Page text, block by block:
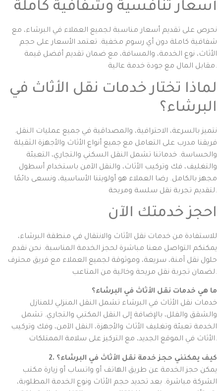
أسعار تنافسية وشفافية كاملة
نحرص على تقديم أسعار مناسبة لجميع العملاء في البرشاء، مع
شفافية كاملة دون أي رسوم مخفية. تعتمد الأسعار على حجم
الأثاث، نوع الخدمة، والمسافة، مع ضمان تقديم أفضل قيمة
مقابل المال مع جودة خدمة عالية.
لماذا تختار خدمات نقل الأثاث في
البرشاء؟
نتميز بالسرعة، الاحترافية، والمصداقية في جميع عمليات النقل.
فريقنا مدرب على التعامل مع جميع أنواع الأثاث والأجهزة الثقيلة
والحساسة. خدماتنا تشمل النقل السكني والتجاري، التعبئة
والتغليف، فك وتركيب الأثاث، والنقل الآمن باستخدام أسطول
مجهز بالكامل. رضا العملاء هو أولويتنا الأساسية، ونسعى دائمًا
لتقديم تجربة نقل سلسة ومريحة.
احجز خدمتك الآن
للاستفادة من خدمات نقل الأثاث والانتقال في منطقة البرشاء،
يمكنكم التواصل معنا مباشرة لحجز الخدمة المناسبة. نحن نقدم
حلول نقل آمنة، سريعة، وموثوقة لجميع العملاء مع فريق محترف
لضمان تجربة نقل مريحة وخالية من المتاعب.
ما هي خدمات نقل الأثاث في البرشاء؟
خدمات نقل الأثاث في البرشاء تشمل النقل المنزلي للمنازل
والشقق والفلل، بالإضافة إلى النقل المكتبي والتجاري. تشمل
الخدمة تعبئة وتغليف الأثاث والأجهزة، النقل الآمن، وفك وتركيب
الأثاث في الموقع الجديد، مع التركيز على سلامة الممتلكات.
2. كيف يمكنني حجز خدمة نقل الأثاث في البرشاء؟
يمكن حجز الخدمة عن طريق الهاتف أو واتساب أو زيارة مكتب
الشركة مباشرة. بعد تحديد حجم الأثاث ونوع الخدمة المطلوبة،